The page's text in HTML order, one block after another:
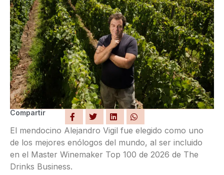
Compartir
El mendocino Alejandro Vigil fue elegido como uno
de los mejores enólogos del mundo, al ser incluido
en el Master Winemaker Top 100 de 2026 de The
Drinks Business.